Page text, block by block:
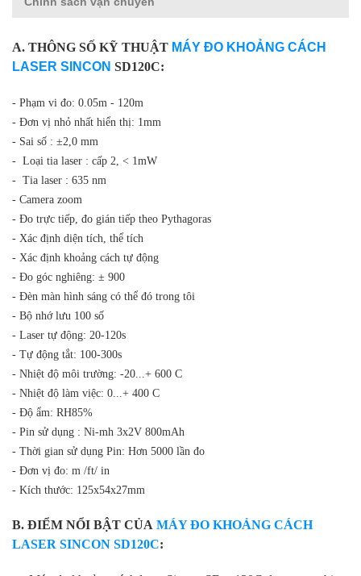
A. THÔNG SỐ KỸ THUẬT MÁY ĐO KHOẢNG CÁCH
LASER SINCON SD120C:
- Phạm vi đo: 0.05m - 120m
- Đơn vị nhỏ nhất hiển thị: 1mm
- Sai số : ±2,0 mm
- Loại tia laser : cấp 2, < 1mW
- Tia laser : 635 nm
- Camera zoom
- Đo trực tiếp, đo gián tiếp theo Pythagoras
- Xác định diện tích, thể tích
- Xác định khoảng cách tự động
- Đo góc nghiêng: ± 900
- Đèn màn hình sáng có thể đó trong tôi
- Bộ nhớ lưu 100 số
- Laser tự động: 20-120s
- Tự động tắt: 100-300s
- Nhiệt độ môi trường: -20...+ 600 C
- Nhiệt độ làm việc: 0...+ 400 C
- Độ ẩm: RH85%
- Pin sử dụng : Ni-mh 3x2V 800mAh
- Thời gian sử dụng Pin: Hơn 5000 lần đo
- Đơn vị đo: m /ft/ in
- Kích thước: 125x54x27mm
B. ĐIỂM NỔI BẬT CỦA MÁY ĐO KHOẢNG CÁCH
LASER SINCON SD120C: